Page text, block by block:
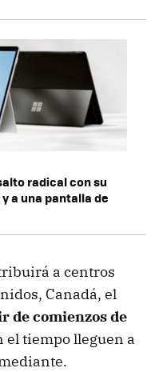
radical con su
a una pantalla de
a centros
Canadá, el
de comienzos de
el tiempo lleguen a